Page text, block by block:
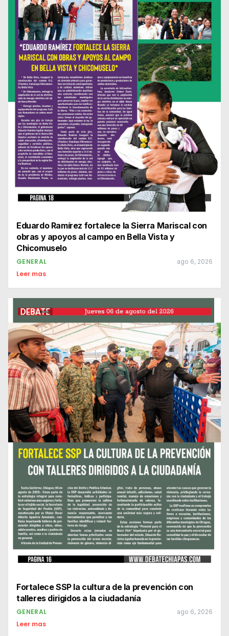
Eduardo Ramírez fortalece la Sierra Mariscal con
obras y apoyos al campo en Bella Vista y
Chicomuselo
GENERAL ago 6, 2026
Leer mas
Fortalece SSP la cultura de la prevención con
talleres dirigidos a la ciudadanía
GENERAL ago 6, 2026
Leer mas